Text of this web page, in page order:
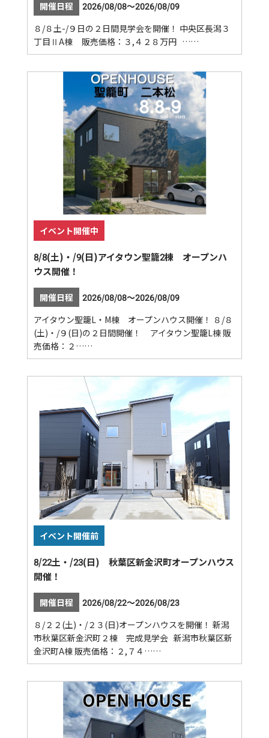
開催日程
2026/08/08～2026/08/09
８/８土-/９日の２日間見学会を開催！ 中央区長潟３
丁目ⅡA棟 販売価格：３,４２８万円 ……
イベント開催中
8/8(土)・/9(日)アイタウン聖籠2棟 オープンハ
ウス開催！
開催日程
2026/08/08～2026/08/09
アイタウン聖籠L・M棟 オープンハウス開催！ ８/８
(土)・/９(日)の２日間開催！ アイタウン聖籠L棟 販
売価格：２……
イベント開催前
8/22土・/23(日) 秋葉区新金沢町オープンハウス
開催！
開催日程
2026/08/22～2026/08/23
８/２２(土)・/２３(日)オープンハウスを開催！ 新潟
市秋葉区新金沢町２棟 完成見学会 新潟市秋葉区新
金沢町A棟 販売価格：２,７４……